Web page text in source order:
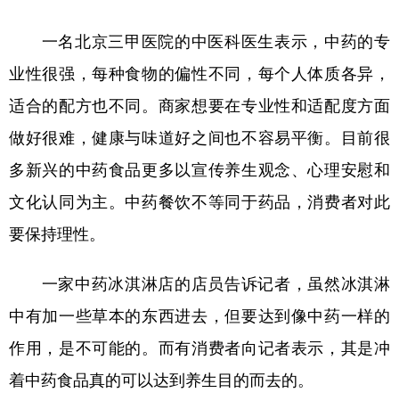
一名北京三甲医院的中医科医生表示，中药的专
业性很强，每种食物的偏性不同，每个人体质各异，
适合的配方也不同。商家想要在专业性和适配度方面
做好很难，健康与味道好之间也不容易平衡。目前很
多新兴的中药食品更多以宣传养生观念、心理安慰和
文化认同为主。中药餐饮不等同于药品，消费者对此
要保持理性。
一家中药冰淇淋店的店员告诉记者，虽然冰淇淋
中有加一些草本的东西进去，但要达到像中药一样的
作用，是不可能的。而有消费者向记者表示，其是冲
着中药食品真的可以达到养生目的而去的。